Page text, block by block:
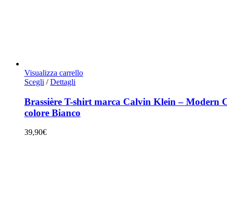
Visualizza carrello
Scegli Questo
ha
più
varianti.
opzioni
/ Dettagli
Brassière T-shirt marca Calvin Klein – Modern
colore Bianco
39,90€